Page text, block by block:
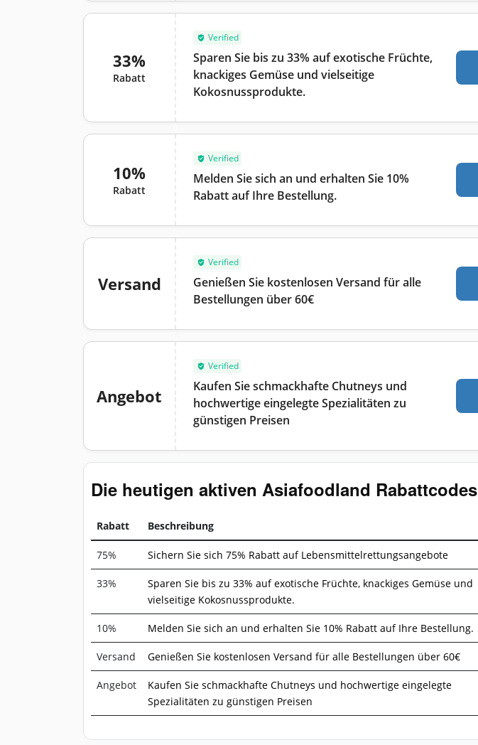
33%
Rabatt
Verified
Sparen Sie bis zu 33% auf exotische Früchte,
knackiges Gemüse und vielseitige
Kokosnussprodukte.
10%
Rabatt
Verified
Melden Sie sich an und erhalten Sie 10%
Rabatt auf Ihre Bestellung.
Versand
Verified
Genießen Sie kostenlosen Versand für alle
Bestellungen über 60€
Angebot
Verified
Kaufen Sie schmackhafte Chutneys und
hochwertige eingelegte Spezialitäten zu
günstigen Preisen
Die heutigen aktiven Asiafoodland Rabattcodes
Rabatt Beschreibung
75% Sichern Sie sich 75% Rabatt auf Lebensmittelrettungsangebote
33%
Sparen Sie bis zu 33% auf exotische Früchte, knackiges Gemüse und
vielseitige Kokosnussprodukte.
10% Melden Sie sich an und erhalten Sie 10% Rabatt auf Ihre Bestellung.
Versand Genießen Sie kostenlosen Versand für alle Bestellungen über 60€
Angebot
Kaufen Sie schmackhafte Chutneys und hochwertige eingelegte
Spezialitäten zu günstigen Preisen